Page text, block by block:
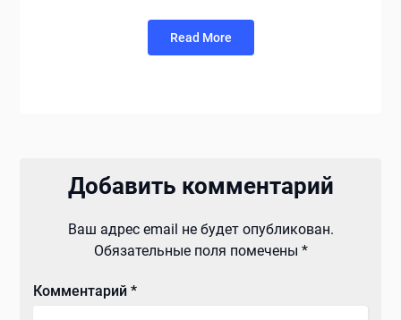
Read More
Добавить комментарий
Ваш адрес email не будет опубликован.
Обязательные поля помечены *
Комментарий*